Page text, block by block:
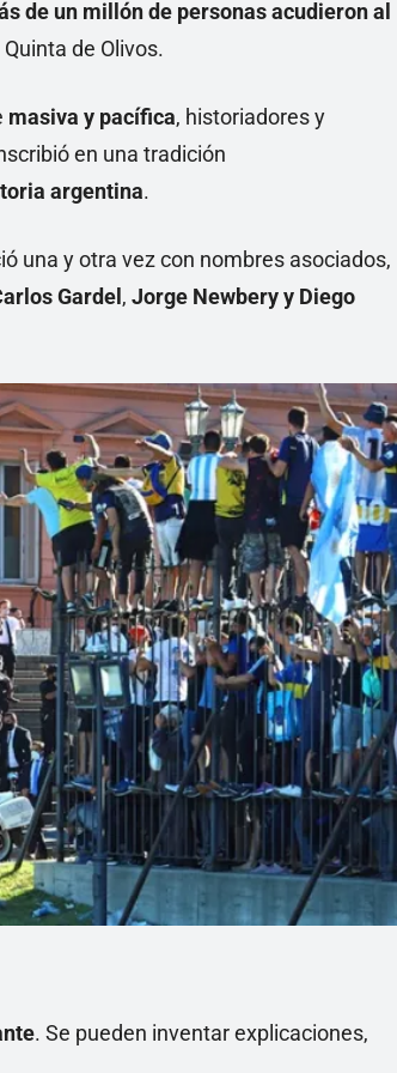
de un millón de personas acudieron al
de Olivos.
masiva y pacífica, historiadores y
en una tradición
argentina.
una y otra vez con nombres asociados,
Gardel , Jorge Newbery y Diego
. Se pueden inventar explicaciones,